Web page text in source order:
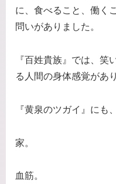
に、食べること、働く
問いがありました。
『百姓貴族』では、笑
る人間の身体感覚があ
『黄泉のツガイ』にも
家。
血筋。